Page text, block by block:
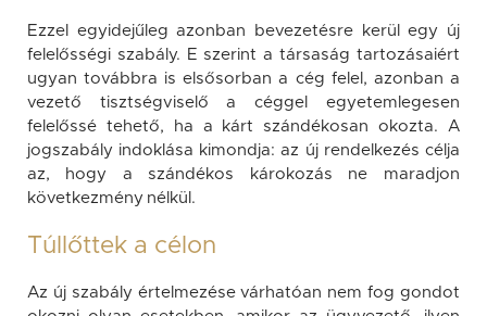
Ezzel egyidejűleg azonban bevezetésre kerül egy új
felelősségi szabály. E szerint a társaság tartozásaiért
ugyan továbbra is elsősorban a cég felel, azonban a
vezető tisztségviselő a céggel egyetemlegesen
felelőssé tehető, ha a kárt szándékosan okozta. A
jogszabály indoklása kimondja: az új rendelkezés célja
az, hogy a szándékos károkozás ne maradjon
következmény nélkül.
Túllőttek a célon
Az új szabály értelmezése várhatóan nem fog gondot